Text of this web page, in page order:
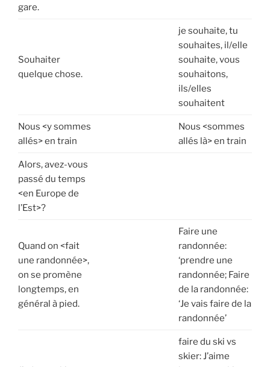
gare.
Souhaiter
quelque chose.
je souhaite, tu
souhaites, il/elle
souhaite, vous
souhaitons,
ils/elles
souhaitent
Nous <y sommes
allés> en train
Nous <sommes
allés là> en train
Alors, avez-vous
passé du temps
<en Europe de
l’Est>?
Quand on <fait
une randonnée>,
on se promène
longtemps, en
général à pied.
Faire une
randonnée:
‘prendre une
randonnée; Faire
de la randonnée:
‘Je vais faire de la
randonnée’
faire du ski vs
skier: J’aime